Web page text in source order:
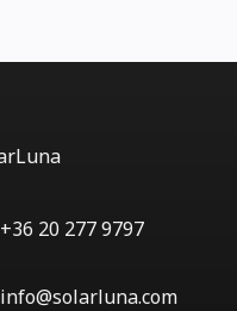
+36 20 277 9797
info@solarluna.com